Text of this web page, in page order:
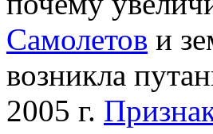
Самолетов и
возникла
2005 г.